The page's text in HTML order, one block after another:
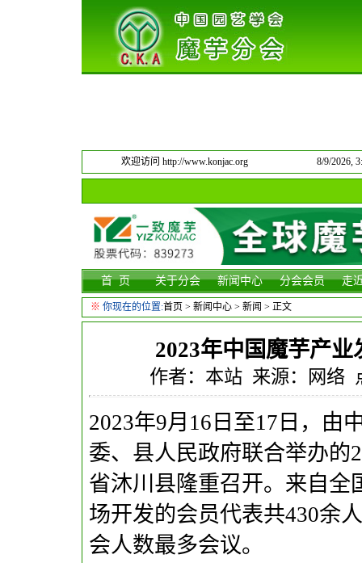
欢迎访问 http://www.konjac.org 8/9/2026,
首 页 关于分会 新闻中心 分会会员 走
※ 你现在的位置:首页 > 新闻中心 > 新闻 > 正文
2023年中国魔芋产
作者：本站 来源：网络
2023年9月16日至17日，由
委、县人民政府联合举办的
省沐川县隆重召开。来自全
场开发的会员代表共430余
会人数最多会议。